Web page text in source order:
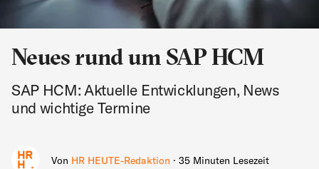
Neues rund um SAP HCM
SAP HCM: Aktuelle Entwicklungen, News
und wichtige Termine
Von HR HEUTE-Redaktion · 35 Minuten Lesezeit